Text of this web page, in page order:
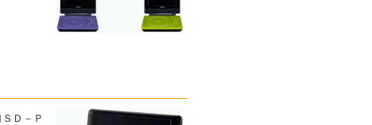
Ｄ－Ｐ